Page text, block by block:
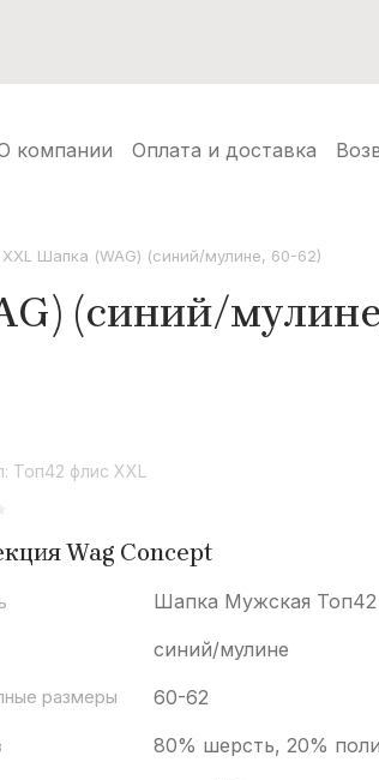
компании Оплата и доставка
Шапка (WAG) (синий/мулине, 60-62)
(синий/
Топ42 флис XXL
Wag Concept
Шапка Мужская Топ42
синий/мулине
размеры 60-62
80% шерсть, 20%